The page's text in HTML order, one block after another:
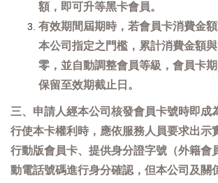
額，即可升等黑卡會員。
有效期間屆期時，若會員卡消費金
本公司指定之門檻，累計消費金額
零，並自動調整會員等級，會員卡
保留至效期截止日。
三、申請人經本公司核發會員卡號時即成
行使本卡權利時，應依服務人員要求出示
行動版會員卡、提供身分證字號（外籍會
動電話號碼進行身分確認，但本公司及關